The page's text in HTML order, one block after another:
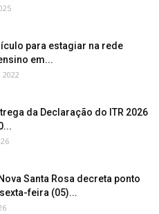
para estagiar na rede
em...
da Declaração do ITR 2026
Santa Rosa decreta ponto
feira (05)...